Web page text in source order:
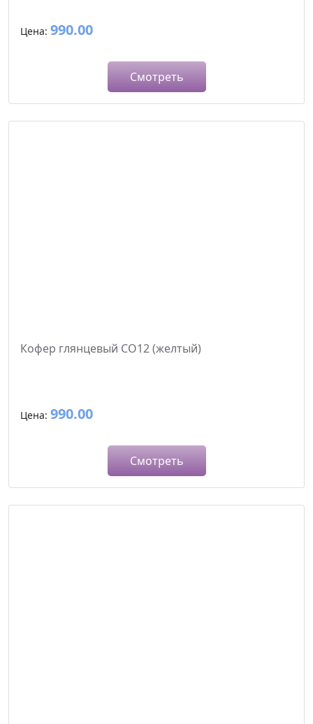
Цена: 990.00
Смотреть
Кофер глянцевый CO12 (желтый)
Цена: 990.00
Смотреть